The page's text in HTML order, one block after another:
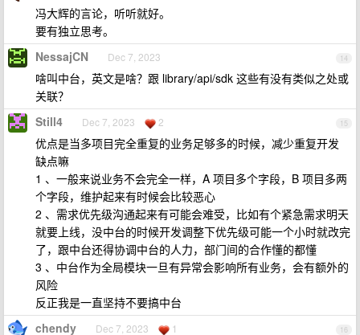
冯大辉的言论，听听就好。
要有独立思考。
14
NessajCN Dec 7, 2023
啥叫中台，英文是啥？跟 library/api/sdk 这些有没有类似之处或
关联？
15
Still4 Dec 7, 2023 2
优点是当多项目完全重复的业务足够多的时候，减少重复开发
缺点嘛
1 、一般来说业务不会完全一样，A 项目多个字段，B 项目多两
个字段，维护起来有时候会比较恶心
2 、需求优先级沟通起来有可能会难受，比如有个紧急需求明天
就要上线，没中台的时候开发调整下优先级可能一个小时就改完
了，跟中台还得协调中台的人力，部门间的合作懂的都懂
3 、中台作为全局模块一旦有异常会影响所有业务，会有额外的
风险
反正我是一直坚持不要搞中台
16
chendy Dec 7, 2023 1